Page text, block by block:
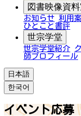
図書映像資
お知らせ 利用
ひとこと書評
世宗学堂
世宗学堂紹介
師プロフィール
日本語
한국어
イベント応募